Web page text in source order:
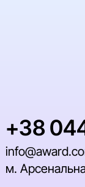
+38
м.